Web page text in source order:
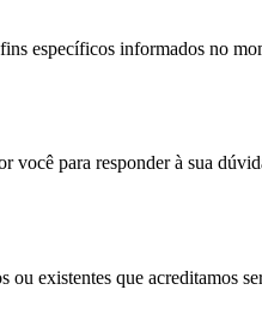
específicos informados no
você para responder à sua
existentes que acreditamos